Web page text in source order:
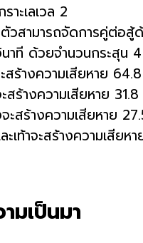
าะเลเวล 2
วสามารถจัดการคู่ต่อสู้
าที ด้วยจำนวนกระสุน
สร้างความเสียหาย 64.8
ร้างความเสียหาย 31.8
ะสร้างความเสียหาย
เท้าจะสร้างความเสียหา
มเป็นมา